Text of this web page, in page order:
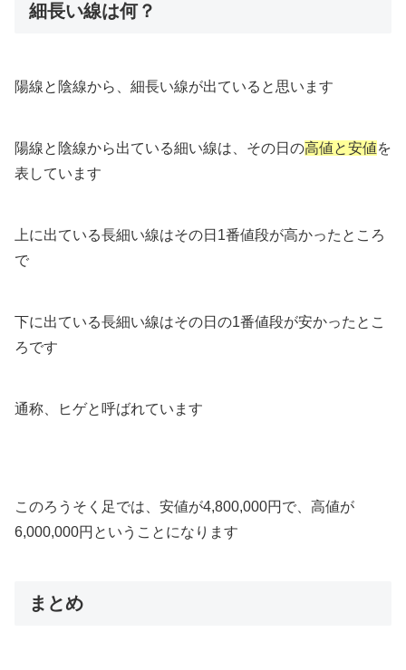
細長い線は何？
陽線と陰線から、細長い線が出ていると思います
陽線と陰線から出ている細い線は、その日の高値と安値を
表しています
上に出ている長細い線はその日1番値段が高かったところ
で
下に出ている長細い線はその日の1番値段が安かったとこ
ろです
通称、ヒゲと呼ばれています
このろうそく足では、安値が4,800,000円で、高値が
6,000,000円ということになります
まとめ